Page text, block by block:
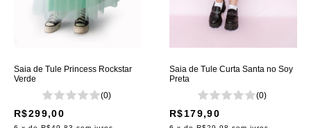
Saia de Tule Princess Rockstar
Verde
(0)
R$299,00
Saia de Tule Curta Santa no Soy
Preta
(0)
R$179,90